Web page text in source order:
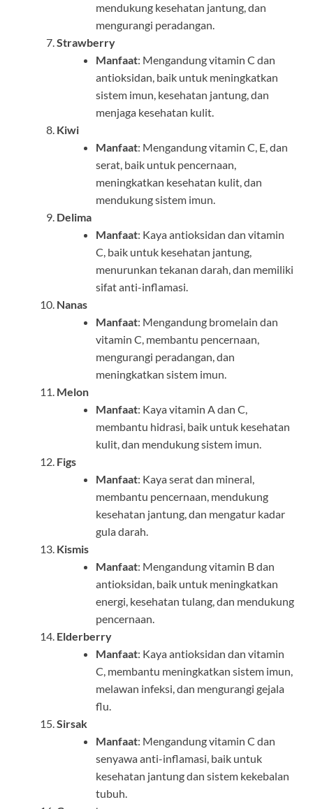
mendukung kesehatan jantung, dan
mengurangi peradangan.
Strawberry
Manfaat: Mengandung vitamin C dan
antioksidan, baik untuk meningkatkan
sistem imun, kesehatan jantung, dan
menjaga kesehatan kulit.
Kiwi
Manfaat: Mengandung vitamin C, E, dan
serat, baik untuk pencernaan,
meningkatkan kesehatan kulit, dan
mendukung sistem imun.
Delima
Manfaat: Kaya antioksidan dan vitamin
C, baik untuk kesehatan jantung,
menurunkan tekanan darah, dan memiliki
sifat anti-inflamasi.
Nanas
Manfaat: Mengandung bromelain dan
vitamin C, membantu pencernaan,
mengurangi peradangan, dan
meningkatkan sistem imun.
Melon
Manfaat: Kaya vitamin A dan C,
membantu hidrasi, baik untuk kesehatan
kulit, dan mendukung sistem imun.
Figs
Manfaat: Kaya serat dan mineral,
membantu pencernaan, mendukung
kesehatan jantung, dan mengatur kadar
gula darah.
Kismis
Manfaat: Mengandung vitamin B dan
antioksidan, baik untuk meningkatkan
energi, kesehatan tulang, dan mendukung
pencernaan.
Elderberry
Manfaat: Kaya antioksidan dan vitamin
C, membantu meningkatkan sistem imun,
melawan infeksi, dan mengurangi gejala
flu.
Sirsak
Manfaat: Mengandung vitamin C dan
senyawa anti-inflamasi, baik untuk
kesehatan jantung dan sistem kekebalan
tubuh.